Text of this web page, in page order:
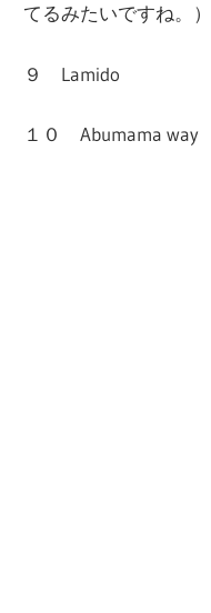
てるみたいですね。）
９ Lamido
１０ Abumama way